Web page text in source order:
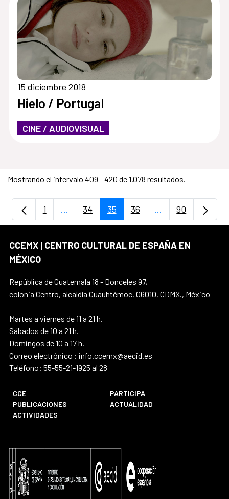
15 diciembre 2018
Hielo / Portugal
CINE / AUDIOVISUAL
Mostrando el intervalo 409 - 420 de 1.078 resultados.
Página
1 ...Páginas intermedias Use TAB para
Página
34 Página
35 Página
36 ...PáginasPágina
90
CCEMX | CENTRO CULTURAL DE ESPAÑA EN
MÉXICO
República de Guatemala 18 - Donceles 97,
colonia Centro, alcaldía Cuauhtémoc, 06010, CDMX., México
Martes a viernes de 11 a 21 h.
Sábados de 10 a 21 h.
Domingos de 10 a 17 h.
Correo electrónico : info.ccemx@aecid.es
Teléfono: 55-55-21-1925 al 28
CCE
PARTICIPA
PUBLICACIONES
ACTUALIDAD
ACTIVIDADES